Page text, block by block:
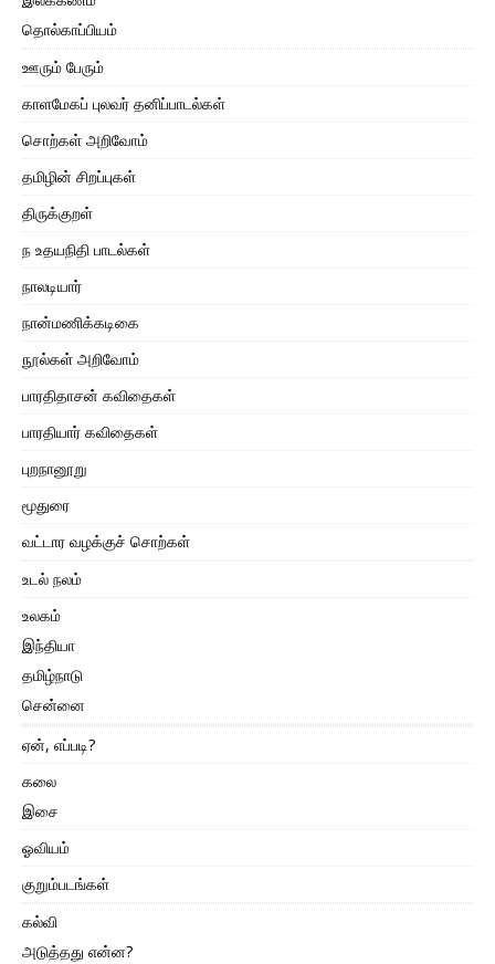
தொல்காப்பியம்
ஊரும் பேரும்
காளமேகப் புலவர் தனிப்பாடல்கள்
சொற்கள் அறிவோம்
தமிழின் சிறப்புகள்
திருக்குறள்
ந உதயநிதி பாடல்கள்
நாலடியார்
நான்மணிக்கடிகை
நூல்கள் அறிவோம்
பாரதிதாசன் கவிதைகள்
பாரதியார் கவிதைகள்
புறநானூறு
மூதுரை
வட்டார வழக்குச் சொற்கள்
உடல் நலம்
உலகம்
இந்தியா
தமிழ்நாடு
சென்னை
ஏன், எப்படி?
கலை
இசை
ஓவியம்
குறும்படங்கள்
கல்வி
அடுத்தது என்ன?